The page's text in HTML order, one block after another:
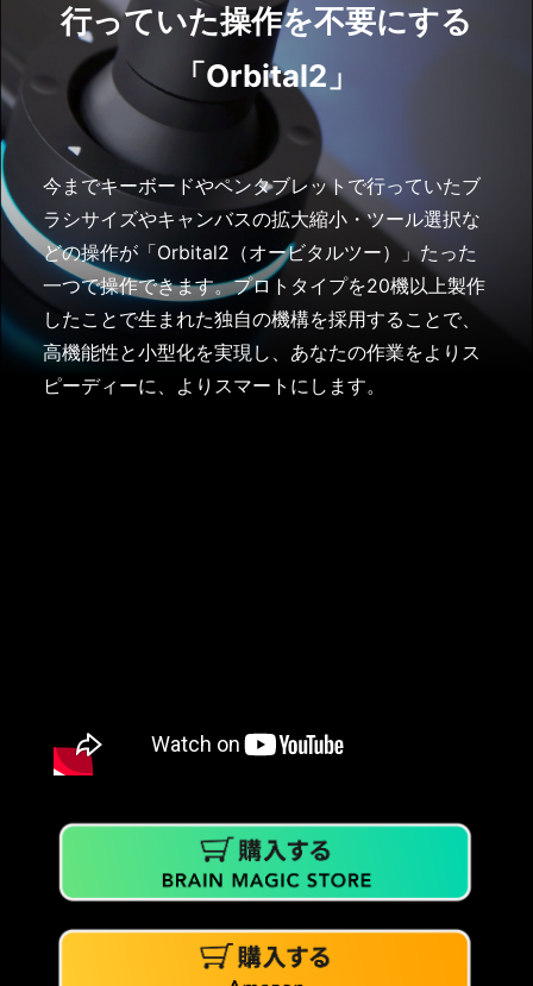
行っていた操作を不要にする
「Orbital2」
今までキーボードやペンタブレットで行っていたブ
ラシサイズやキャンバスの拡大縮小・ツール選択な
どの操作が「Orbital2（オービタルツー）」たった
一つで操作できます。プロトタイプを20機以上製作
したことで生まれた独自の機構を採用することで、
高機能性と小型化を実現し、あなたの作業をよりス
ピーディーに、よりスマートにします。